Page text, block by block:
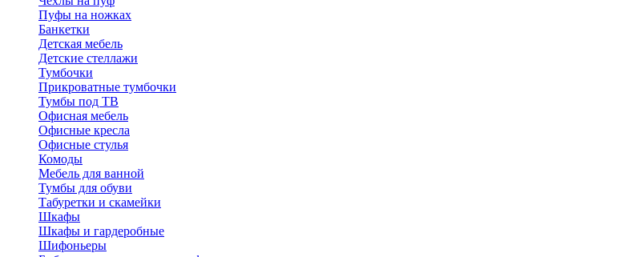
Пуфы на ножках
Банкетки
Детская мебель
Детские стеллажи
Тумбочки
Прикроватные тумбочки
Тумбы под ТВ
Офисная мебель
Офисные кресла
Офисные стулья
Комоды
Мебель для ванной
Тумбы для обуви
Табуретки и скамейки
Шкафы
Шкафы и гардеробные
Шифоньеры